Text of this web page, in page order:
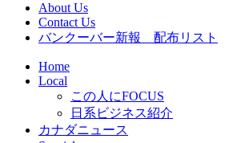
About Us
Contact Us
バンクーバー新報 配布リスト
Home
Local
この人にFOCUS
日系ビジネス紹介
カナダニュース